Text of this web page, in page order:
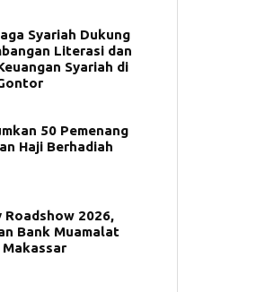
Syariah Dukung
Literasi dan
Syariah di
50 Pemenang
Haji Berhadiah
Roadshow 2026,
Bank Muamalat
Makassar